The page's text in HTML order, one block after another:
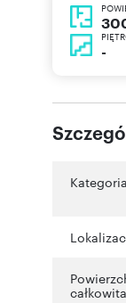
-
Kategoria
całkowita